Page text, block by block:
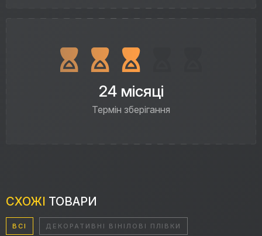
24 місяці
Термін зберігання
СХОЖІ ТОВАРИ
ВСІ ДЕКОРАТИВНІ ВІНІЛОВІ ПЛІВКИ